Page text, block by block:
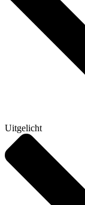
Uitgelicht